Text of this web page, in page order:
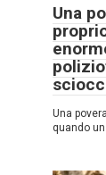
Una
Una
quando